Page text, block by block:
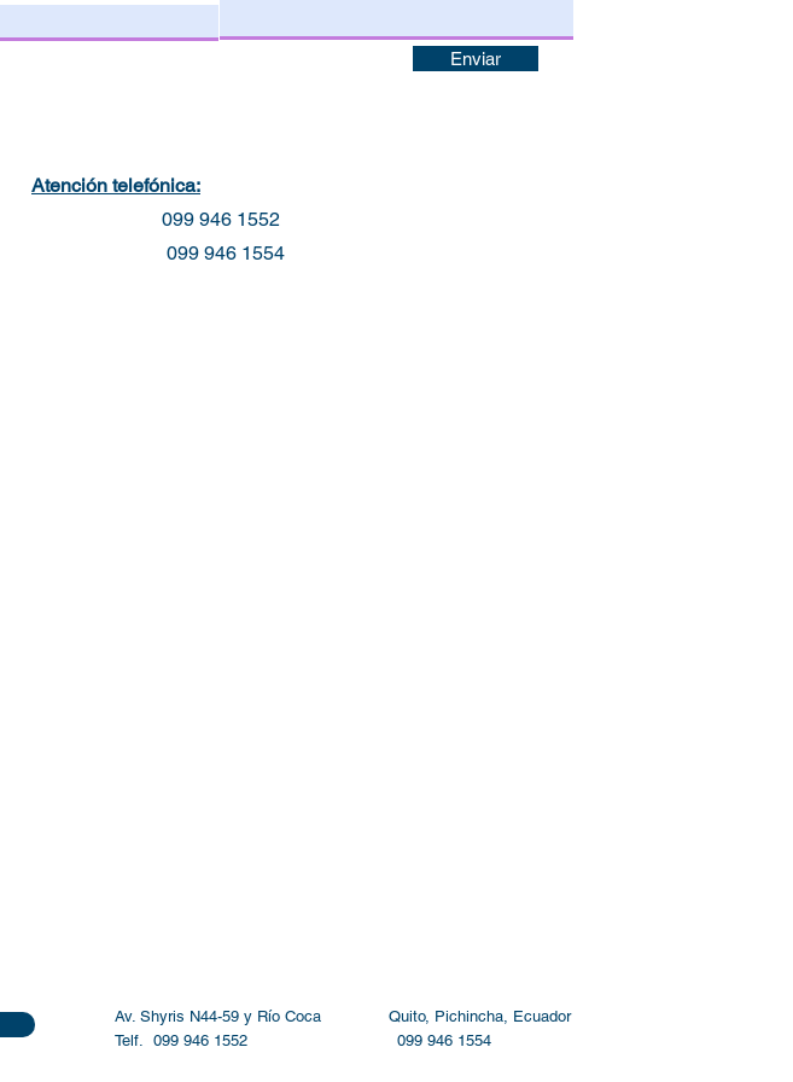
Enviar
Atención telefónica:
099 946 1552
099 946 1554
Av. Shyris N44-59 y Río Coca Quito, Pichincha, Ecuador
Telf. 099 946 1552 099 946 1554